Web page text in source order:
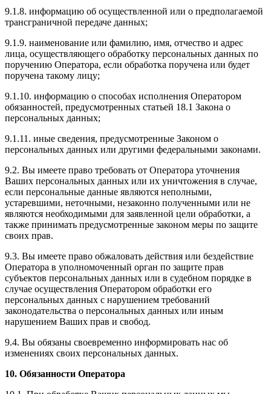
9.1.8. информацию об осуществленной или о предполагаемой
трансграничной передаче данных;
9.1.9. наименование или фамилию, имя, отчество и адрес
лица, осуществляющего обработку персональных данных по
поручению Оператора, если обработка поручена или будет
поручена такому лицу;
9.1.10. информацию о способах исполнения Оператором
обязанностей, предусмотренных статьей 18.1 Закона о
персональных данных;
9.1.11. иные сведения, предусмотренные Законом о
персональных данных или другими федеральными законами.
9.2. Вы имеете право требовать от Оператора уточнения
Ваших персональных данных или их уничтожения в случае,
если персональные данные являются неполными,
устаревшими, неточными, незаконно полученными или не
являются необходимыми для заявленной цели обработки, а
также принимать предусмотренные законом меры по защите
своих прав.
9.3. Вы имеете право обжаловать действия или бездействие
Оператора в уполномоченный орган по защите прав
субъектов персональных данных или в судебном порядке в
случае осуществления Оператором обработки его
персональных данных с нарушением требований
законодательства о персональных данных или иным
нарушением Ваших прав и свобод.
9.4. Вы обязаны своевременно информировать нас об
изменениях своих персональных данных.
10. Обязанности Оператора